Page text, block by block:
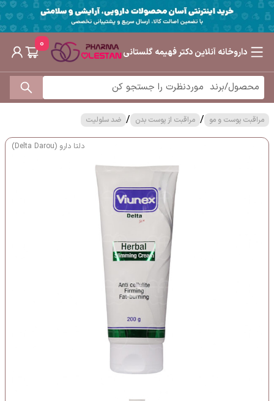
داروخانه آنلاین دکتر فهیمه گلستانی
0
مراقبت پوست و مو / مراقبت از پوست بدن / ضد سلولیت
دلتا دارو (Delta Darou)